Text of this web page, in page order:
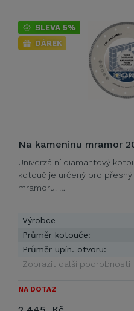
SLEVA 5%
DÁREK
Na kameninu mramor
Univerzální diamantový
kotouč je určený pro přesný
mramoru. …
Výrobce
Průměr kotouče:
Průměr upín. otvoru:
Zobrazit další podrobnosti
NA DOTAZ